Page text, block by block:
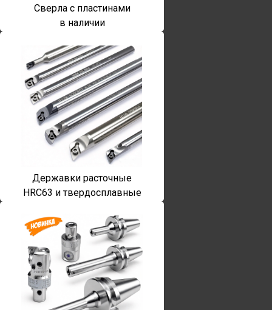
Сверла с пластинами
в наличии
Державки расточные
HRC63 и твердосплавные